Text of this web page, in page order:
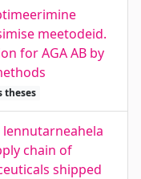
meetodeid.
for AGA AB by
theses
chain of
shipped